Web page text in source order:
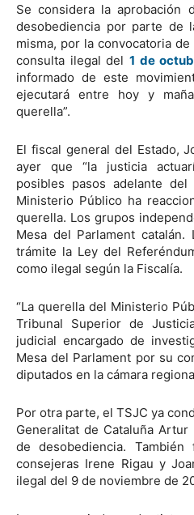
Se considera la aprobación
desobediencia por parte de
misma, por la convocatoria
consulta ilegal del 1 de
informado de este
ejecutará entre hoy y
querella”.
El fiscal general del Estado,
ayer que “la justicia
posibles pasos adelante del
Ministerio Público ha
querella. Los grupos
Mesa del Parlament
trámite la Ley del
como ilegal según la Fiscalía.
“La querella del Ministerio
Tribunal Superior de
judicial encargado de
Mesa del Parlament por su
diputados en la cámara
Por otra parte, el TSJC ya
Generalitat de Cataluña
de desobediencia.
consejeras Irene Rigau y
ilegal del 9 de noviembre de